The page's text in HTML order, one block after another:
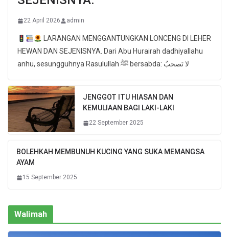
22 April 2026 admin
LARANGAN MENGGANTUNGKAN LONCENG DI LEHER
HEWAN DAN SEJENISNYA. Dari Abu Hurairah dadhiyallahu
anhu, sesungguhnya Rasulullah ﷺ bersabda: لا تَصحبُ
JENGGOT ITU HIASAN DAN
KEMULIAAN BAGI LAKI-LAKI
22 September 2025
BOLEHKAH MEMBUNUH KUCING YANG SUKA MEMANGSA
AYAM
15 September 2025
Walimah